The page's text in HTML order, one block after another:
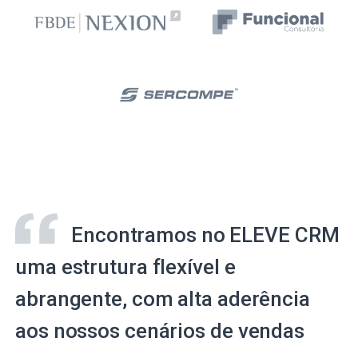
Encontramos no ELEVE CRM
uma estrutura flexível e
abrangente, com alta aderência
aos nossos cenários de vendas